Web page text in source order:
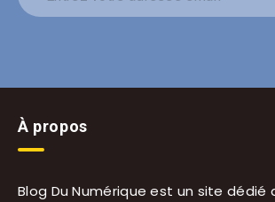
À propos
Blog Du Numérique est un site dédié